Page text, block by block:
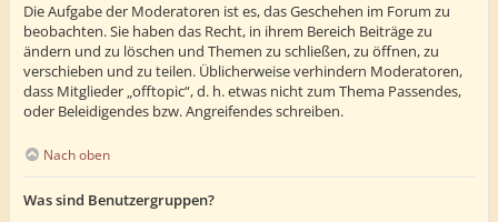
Die Aufgabe der Moderatoren ist es, das Geschehen im Forum zu
beobachten. Sie haben das Recht, in ihrem Bereich Beiträge zu
ändern und zu löschen und Themen zu schließen, zu öffnen, zu
verschieben und zu teilen. Üblicherweise verhindern Moderatoren,
dass Mitglieder „offtopic“, d. h. etwas nicht zum Thema Passendes,
oder Beleidigendes bzw. Angreifendes schreiben.
Nach oben
Was sind Benutzergruppen?